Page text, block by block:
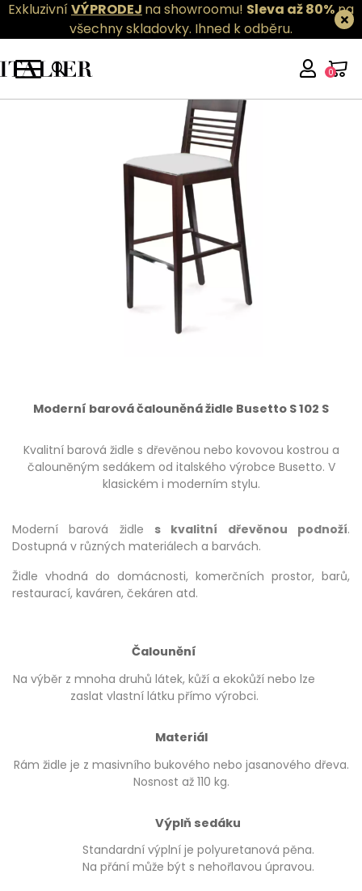
ExkluzivníVÝPRODEJ na showroomu! Sleva až 80%na
všechny skladovky. Ihned k odběru.
0
Moderní barová čalouněná židle Busetto S 102 S
Kvalitní barová židle s dřevěnou nebo kovovou kostrou a
čalouněným sedákem od italského výrobce Busetto. V
klasickém i moderním stylu.
Moderní barová židle s kvalitní dřevěnou podnoží.
Dostupná v různých materiálech a barvách.
Židle vhodná do domácnosti, komerčních prostor, barů,
restaurací, kaváren, čekáren atd.
Čalounění
Na výběr z mnoha druhů látek, kůží a ekokůží nebo lze
zaslat vlastní látku přímo výrobci.
Materiál
Rám židle je z masivního bukového nebo jasanového dřeva.
Nosnost až 110 kg.
Výplň sedáku
Standardní výplní je polyuretanová pěna.
Na přání může být s nehořlavou úpravou.